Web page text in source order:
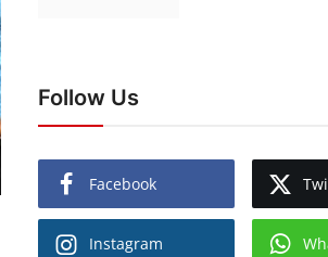
Follow Us
Facebook
Instagram